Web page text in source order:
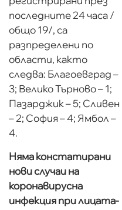
последните 24 часа /
общо 19/, са
разпределени по
области, както
следва: Благоевград –
3; Велико Търново – 1;
Пазарджик – 5; Сливен
– 2; София – 4; Ямбол –
4.
Няма констатирани
нови случаи на
коронавирусна
инфекция при лицата-